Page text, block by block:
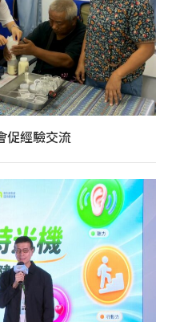
促經驗交流